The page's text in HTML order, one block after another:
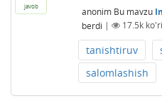
javob anonim Bu mavzu
berdi | 17.5k
tanishtiruv
salomlashish